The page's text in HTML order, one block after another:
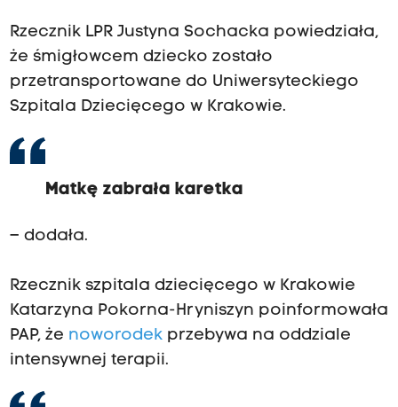
Rzecznik LPR Justyna Sochacka powiedziała,
że śmigłowcem dziecko zostało
przetransportowane do Uniwersyteckiego
Szpitala Dziecięcego w Krakowie.
Matkę zabrała karetka
– dodała.
Rzecznik szpitala dziecięcego w Krakowie
Katarzyna Pokorna-Hryniszyn poinformowała
PAP, że noworodekprzebywa na oddziale
intensywnej terapii.